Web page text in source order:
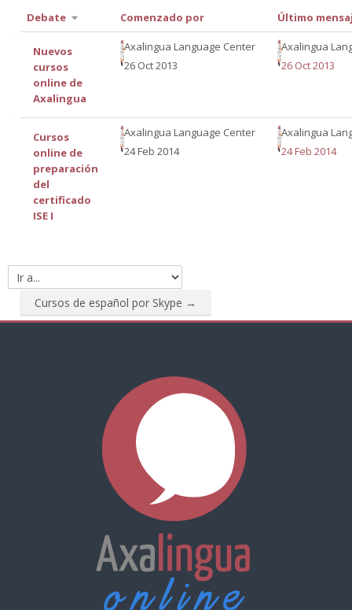
Mostrando
de
discusiones
Debate Comenzado por Último
Nuevos
cursos
online de
Axalingua
Axalingua Language Center
26 Oct 2013
Axalingua
26 Oct 2013
Cursos
online de
preparación
del
certificado
ISE I
Axalingua Language Center
24 Feb 2014
Axalingua
24 Feb 2014
Cursos de español por Skype →